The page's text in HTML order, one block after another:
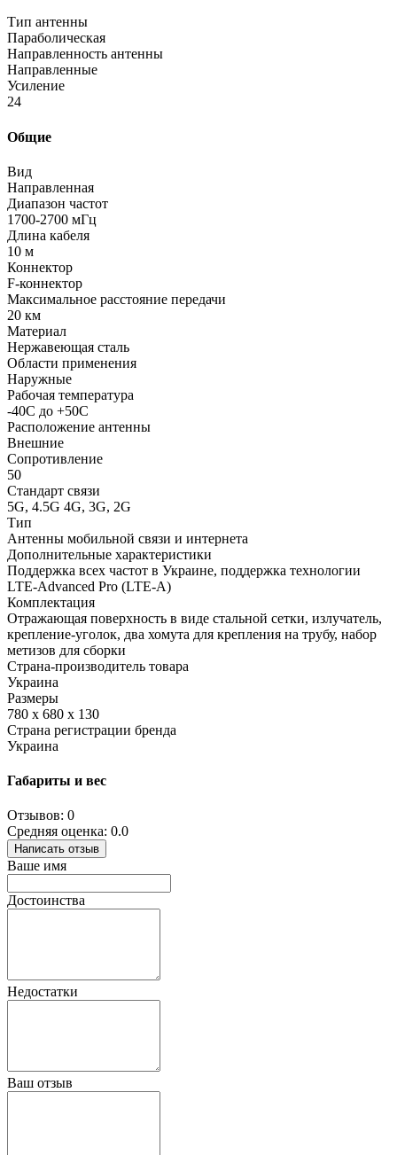
Тип антенны
Параболическая
Направленность антенны
Направленные
Усиление
24
Общие
Вид
Направленная
Диапазон частот
1700-2700 мГц
Длина кабеля
10 м
Коннектор
F-коннектор
Максимальное расстояние передачи
20 км
Материал
Нержавеющая сталь
Области применения
Наружные
Рабочая температура
-40С до +50С
Расположение антенны
Внешние
Сопротивление
50
Стандарт связи
5G, 4.5G 4G, 3G, 2G
Тип
Антенны мобильной связи и интернета
Дополнительные характеристики
Поддержка всех частот в Украине, поддержка технологии
LTE-Advanced Pro (LTE-A)
Комплектация
Отражающая поверхность в виде стальной сетки, излучатель,
крепление-уголок, два хомута для крепления на трубу, набор
метизов для сборки
Страна-производитель товара
Украина
Размеры
780 х 680 х 130
Страна регистрации бренда
Украина
Габариты и вес
Отзывов: 0
Средняя оценка: 0.0
Написать отзыв
Ваше имя
Достоинства
Недостатки
Ваш отзыв